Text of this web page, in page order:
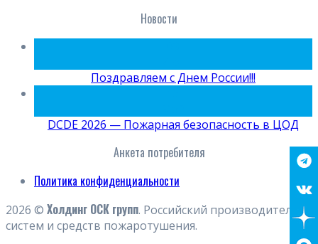
Новости
Поздравляем с Днем России!!!
DCDE 2026 — Пожарная безопасность в ЦОД
Анкета потребителя
Политика конфиденциальности
2026 © Холдинг ОСК групп. Российский производитель
систем и средств пожаротушения.